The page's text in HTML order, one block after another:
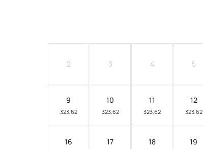
2 3 4 5
9
323,62
10
323,62
11
323,62
12
323,62
16 17 18 19